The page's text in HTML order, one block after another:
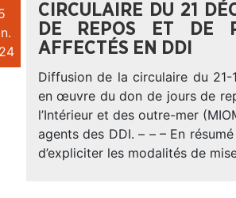
CIRCULAIRE DU 21
DE REPOS ET DE
AFFECTÉS EN DDI
Diffusion de la circulaire du
en œuvre du don de jours de
l’Intérieur et des outre-mer
agents des DDI. – – – En
d’expliciter les modalités de